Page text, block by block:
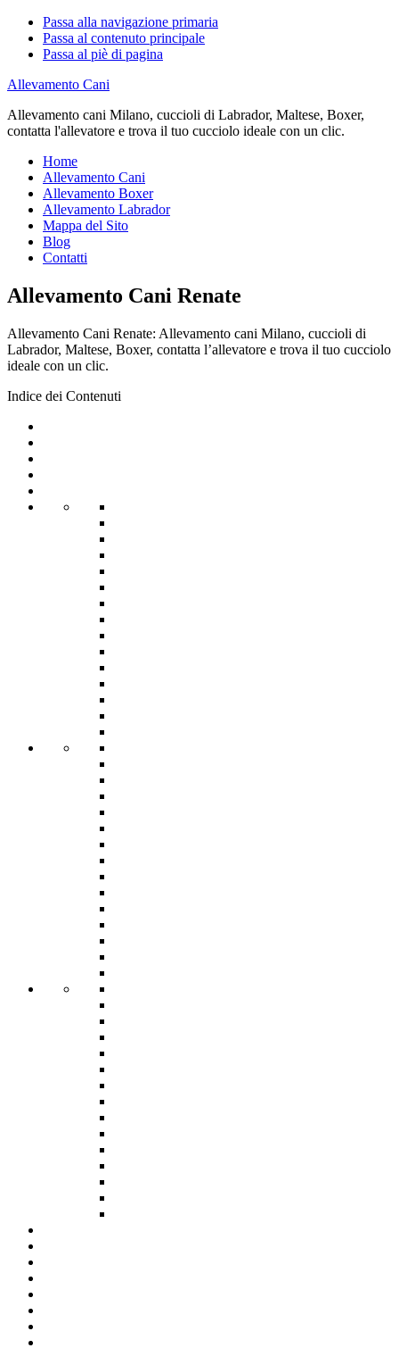
Passa alla navigazione primaria
Passa al contenuto principale
Passa al piè di pagina
Allevamento Cani
Allevamento cani Milano, cuccioli di Labrador, Maltese, Boxer,
contatta l'allevatore e trova il tuo cucciolo ideale con un clic.
Home
Allevamento Cani
Allevamento Boxer
Allevamento Labrador
Mappa del Sito
Blog
Contatti
Allevamento Cani Renate
Allevamento Cani Renate: Allevamento cani Milano, cuccioli di
Labrador, Maltese, Boxer, contatta l’allevatore e trova il tuo cucciolo
ideale con un clic.
Indice dei Contenuti